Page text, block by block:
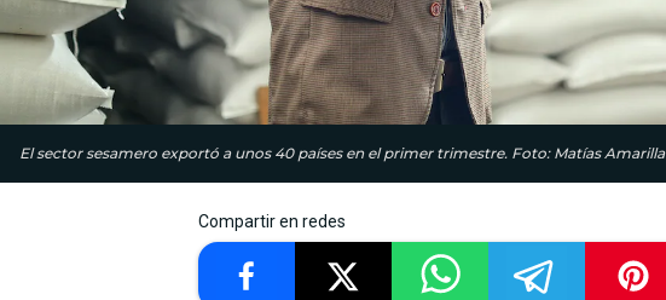
El sector sesamero exportó a unos 40 países en el primer trimestre. Foto: Matías Amarilla
Compartir en redes